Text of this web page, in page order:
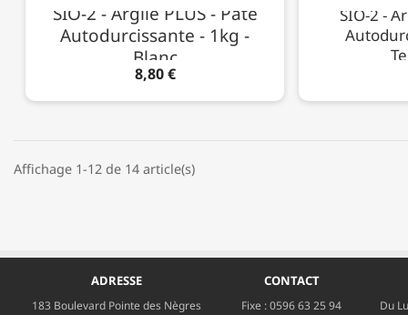
SIO-2 - Argile PLUS - Pâte
Autodurcissante - 1kg -
Blanc
8,80 €
SIO-2 -
Affichage 1-12 de 14 article(s)
ADRESSE
183 Boulevard Pointe des Nègres
CONTACT
Fixe :0596 63 25 94
Du